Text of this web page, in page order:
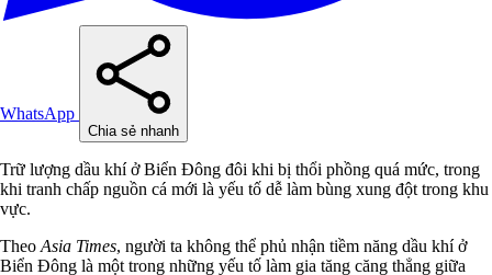
WhatsApp
Chia sẻ nhanh
Trữ lượng dầu khí ở Biển Đông đôi khi bị thổi phồng quá mức, trong
khi tranh chấp nguồn cá mới là yếu tố dễ làm bùng xung đột trong khu
vực.
Theo Asia Times, người ta không thể phủ nhận tiềm năng dầu khí ở
Biển Đông là một trong những yếu tố làm gia tăng căng thẳng giữa